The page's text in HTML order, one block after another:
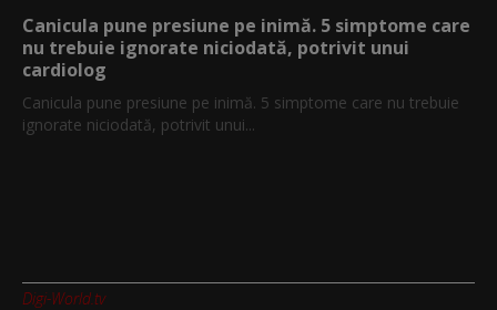
Canicula pune presiune pe inimă. 5 simptome care
nu trebuie ignorate niciodată, potrivit unui
cardiolog
Canicula pune presiune pe inimă. 5 simptome care nu trebuie
ignorate niciodată, potrivit unui...
Digi-World.tv